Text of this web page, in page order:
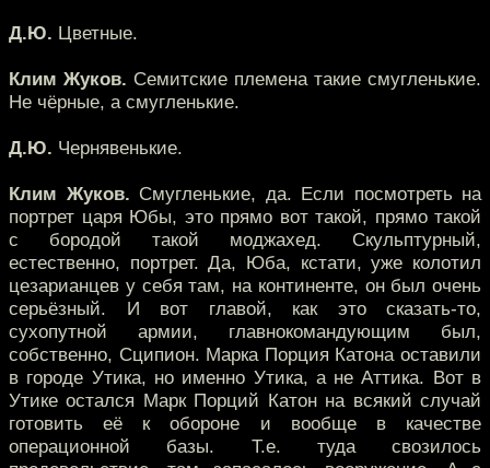
Д.Ю. Цветные.
Клим Жуков. Семитские племена такие смугленькие.
Не чёрные, а смугленькие.
Д.Ю. Чернявенькие.
Клим Жуков. Смугленькие, да. Если посмотреть на
портрет царя Юбы, это прямо вот такой, прямо такой
с бородой такой моджахед. Скульптурный,
естественно, портрет. Да, Юба, кстати, уже колотил
цезарианцев у себя там, на континенте, он был очень
серьёзный. И вот главой, как это сказать-то,
сухопутной армии, главнокомандующим был,
собственно, Сципион. Марка Порция Катона оставили
в городе Утика, но именно Утика, а не Аттика. Вот в
Утике остался Марк Порций Катон на всякий случай
готовить её к обороне и вообще в качестве
операционной базы. Т.е. туда свозилось